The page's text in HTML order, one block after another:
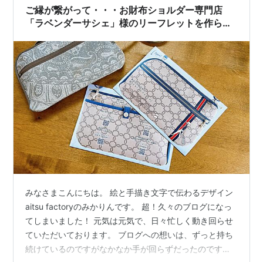
ルダー…
ご縁が繋がって・・・お財布ショルダー専門店
「ラベンダーサシェ」様のリーフレットを作らせ
みなさまこんにちは。 絵と手描き文字で伝わるデザイン
aitsu factoryのみかりんです。 超！久々のブログになっ
てしまいました！ 元気は元気で、日々忙しく動き回らせ
ていただいております。 ブログへの想いは、ずっと持ち
続けているのですがなかなか手が回らずだったのですが